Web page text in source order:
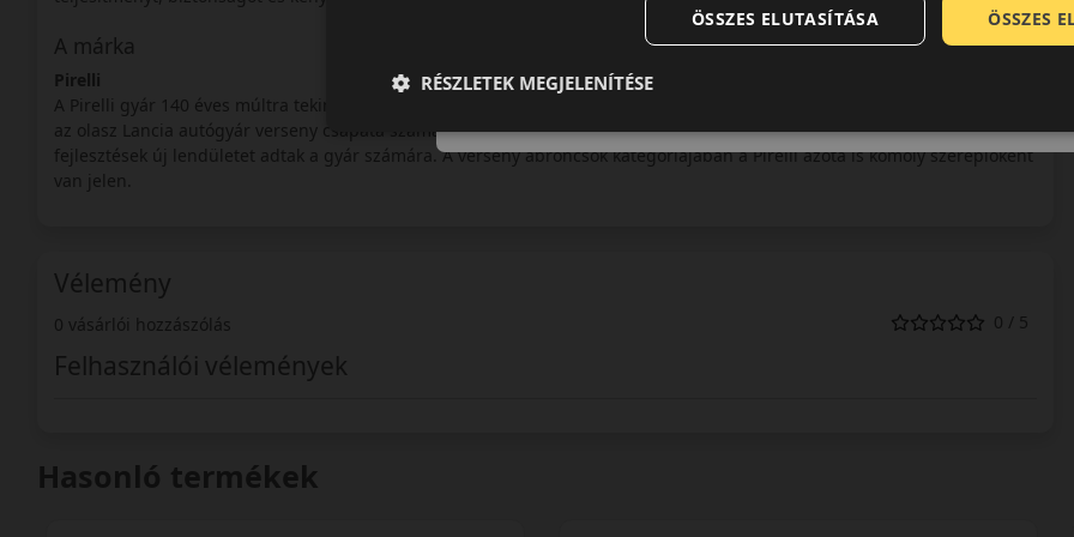
A márka
Pirelli
A Pirelli gyár 140 éves múltra tekinthet vissza. A cégcsoport jelenlegi arculata a hetvenes évek közepén alakult ki, amikor
az olasz Lancia autógyár verseny csapata számára kezdett speciális verseny abroncsokat gyártani. A szükséges
fejlesztések új lendületet adtak a gyár számára. A verseny abroncsok kategóriájában a Pirelli azóta is komoly szereplőként
van jelen.
Vélemény
0 vásárlói hozzászólás 0 / 5
Felhasználói vélemények
Hasonló termékek
ÖSSZES
ÖSSZES ELUTASÍTÁSA
RÉSZLETEK MEGJELENÍTÉSE